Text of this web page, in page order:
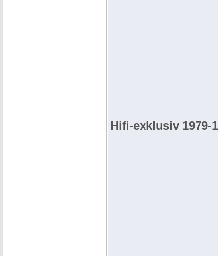
Hifi-exklusiv 1979-